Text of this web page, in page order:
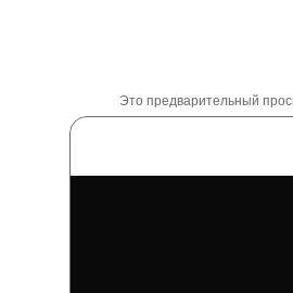
Это предварительный